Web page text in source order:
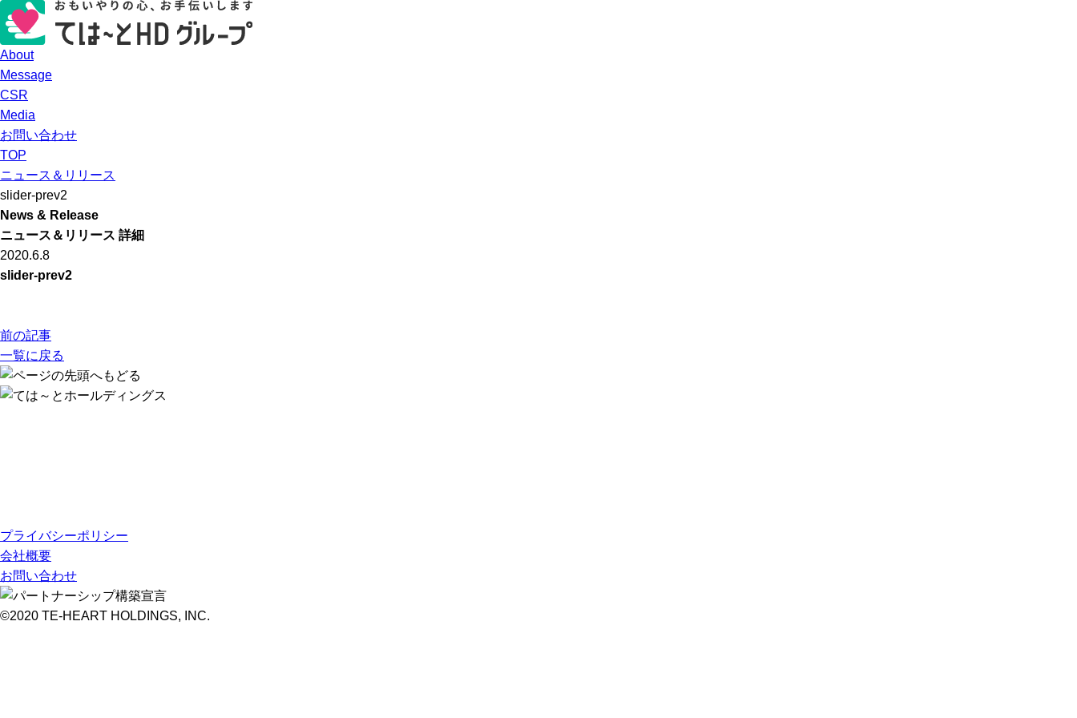
About
Message
CSR
Media
お問い合わせ
TOP
ニュース＆リリース
slider-prev2
News & Release
ニュース＆リリース 詳細
2020.6.8
slider-prev2
前の記事
一覧に戻る
プライバシーポリシー
会社概要
お問い合わせ
©2020 TE-HEART HOLDINGS, INC.